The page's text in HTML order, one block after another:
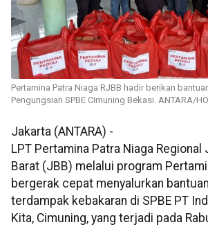
Pertamina Patra Niaga RJBB hadir berikan
Pengungsian SPBE Cimuning Bekasi. ANTARA/
Jakarta (ANTARA) -
LPT Pertamina Patra Niaga Regional
Barat (JBB) melalui program
bergerak cepat menyalurkan
terdampak kebakaran di SPBE PT
Kita, Cimuning, yang terjadi pada